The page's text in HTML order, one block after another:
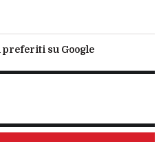
su Google